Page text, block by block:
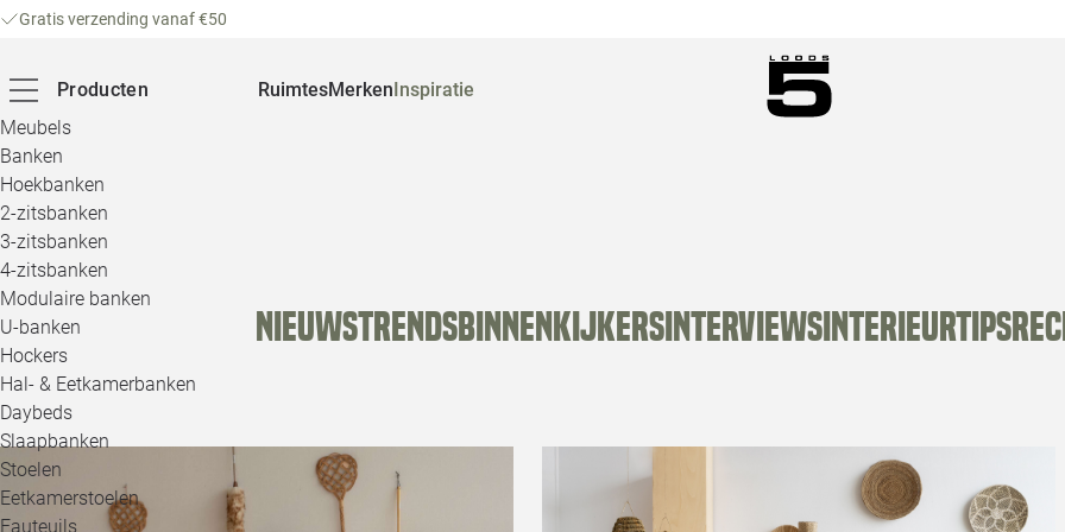
Gratis verzending vanaf €50
Producten
Meubels
Banken
Hoekbanken
2-zitsbanken
3-zitsbanken
4-zitsbanken
Modulaire banken
U-banken
Hockers
Hal- & Eetkamerbanken
Daybeds
Slaapbanken
Stoelen
Eetkamerstoelen
Fauteuils
RuimtesMerkenInspiratie
NIEUWSTRENDSBINNENKIJKERSINTERVIEWSINTERIEURTIPS